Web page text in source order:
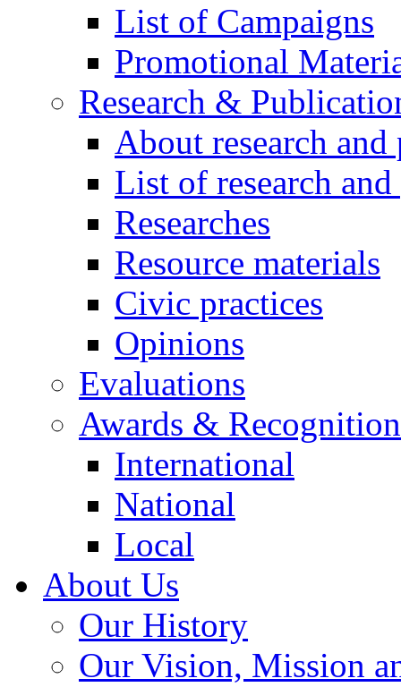
List of Campaigns
Promotional
Research &
About research
List of research
Researches
Resource materials
Civic practices
Opinions
Evaluations
Awards &
International
National
Local
About Us
Our History
Our Vision, Mission